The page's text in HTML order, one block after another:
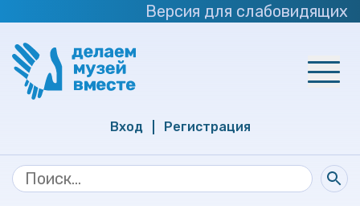
Версия для слабовидящих
Вход Регистрация